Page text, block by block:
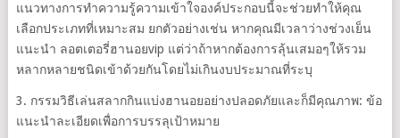
แนวทางการทำความรู้ความเข้าใจองค์ประกอบนี้จะช่วยทำให้คุณ
เลือกประเภทที่เหมาะสม ยกตัวอย่างเช่น หากคุณมีเวลาว่างช่วงเย็น
แนะนำ ลอตเตอรี่ฮานอยvip แต่ว่าถ้าหากต้องการลุ้นเสมอๆให้รวม
หลากหลายชนิดเข้าด้วยกันโดยไม่เกินงบประมาณที่ระบุ
3. กรรมวิธีเล่นสลากกินแบ่งฮานอยอย่างปลอดภัยและก็มีคุณภาพ: ข้อ
แนะนำละเอียดเพื่อการบรรลุเป้าหมาย